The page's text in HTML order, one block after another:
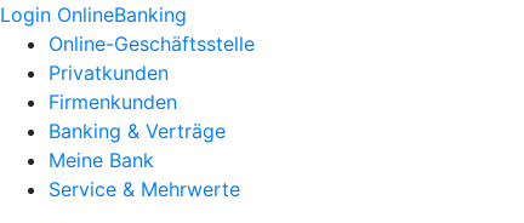
Login OnlineBanking
Online-Geschäftsstelle
Privatkunden
Firmenkunden
Banking & Verträge
Meine Bank
Service & Mehrwerte